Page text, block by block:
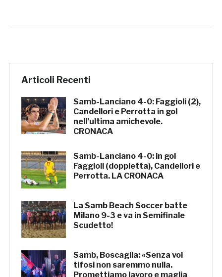
Articoli Recenti
Samb-Lanciano 4-0: Faggioli (2),
Candellori e Perrotta in gol
nell’ultima amichevole.
CRONACA
Samb-Lanciano 4-0: in gol
Faggioli (doppietta), Candellori e
Perrotta. LA CRONACA
La Samb Beach Soccer batte
Milano 9-3 e va in Semifinale
Scudetto!
Samb, Boscaglia: «Senza voi
tifosi non saremmo nulla.
Promettiamo lavoro e maglia